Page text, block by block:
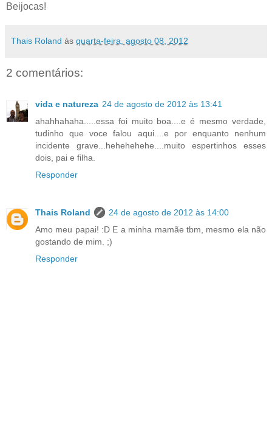
Beijocas!
Thais Roland às quarta-feira, agosto 08, 2012
2 comentários:
vida e natureza 24 de agosto de 2012 às 13:41
ahahhahaha.....essa foi muito boa....e é mesmo verdade,
tudinho que voce falou aqui....e por enquanto nenhum
incidente grave...hehehehehe....muito espertinhos esses
dois, pai e filha.
Responder
Thais Roland
24 de agosto de 2012 às 14:00
Amo meu papai! :D E a minha mamãe tbm, mesmo ela não
gostando de mim. ;)
Responder